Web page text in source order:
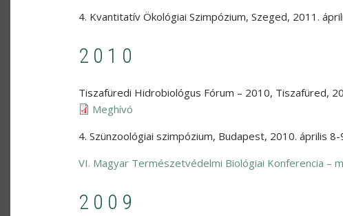
4. Kvantitatív Ökológiai Szimpózium, Szeged, 2011.
2010
Tiszafüredi Hidrobiológus Fórum – 2010, Tiszafüred,
Meghívó
4. Szünzoológiai szimpózium, Budapest, 2010. április 8-
VI. Magyar Természetvédelmi Biológiai Konferencia –
2009